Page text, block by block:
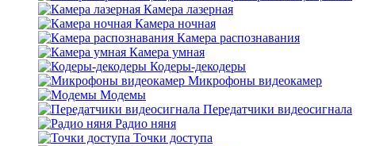
Камера лазерная
Камера ночная
Камера распознавания
Камера умная
Кодеры-декодеры
Микрофоны видеокамер
Модемы
Передатчики видеосигнала
Радио няня
Точки доступа